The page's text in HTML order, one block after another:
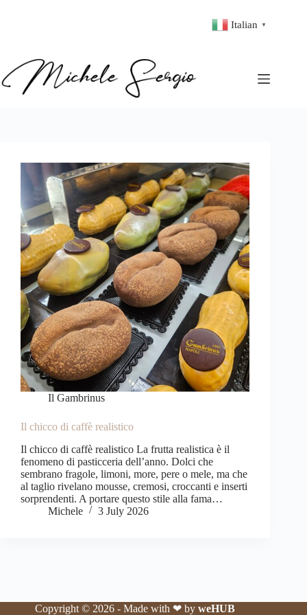
Italian ▼
Il Gambrinus
Il chicco di caffè realistico
Il chicco di caffè realistico La frutta realistica è il
fenomeno di pasticceria dell’anno. Dolci che
sembrano fragole, limoni, more, pere o mele, ma che
al taglio rivelano mousse, cremosi, croccanti e inserti
sorprendenti. A portare questo stile alla fama…
Michele
3 July 2026
Copyright © 2026 - Made with ❤ byweHUB